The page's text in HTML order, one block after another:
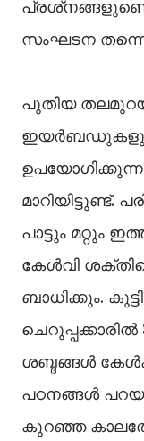
സംഘടന
പുതിയ
മാറിയിട്ടുണ്ട്.
പാട്ടും മറ്റും
കേള്‍വി
ബാധിക്കും.
ശബ്ദങ്ങള്‍
പഠനങ്ങള്‍
കുറഞ്ഞ